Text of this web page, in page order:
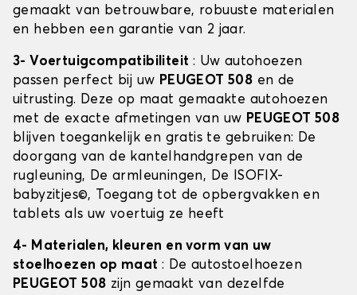
gemaakt van betrouwbare, robuuste materialen
en hebben een garantie van 2 jaar.
3- Voertuigcompatibiliteit : Uw autohoezen
passen perfect bij uw PEUGEOT 508 en de
uitrusting. Deze op maat gemaakte autohoezen
met de exacte afmetingen van uw PEUGEOT 508
blijven toegankelijk en gratis te gebruiken: De
doorgang van de kantelhandgrepen van de
rugleuning, De armleuningen, De ISOFIX-
babyzitjes©, Toegang tot de opbergvakken en
tablets als uw voertuig ze heeft
4- Materialen, kleuren en vorm van uw
stoelhoezen op maat : De autostoelhoezen
PEUGEOT 508 zijn gemaakt van dezelfde